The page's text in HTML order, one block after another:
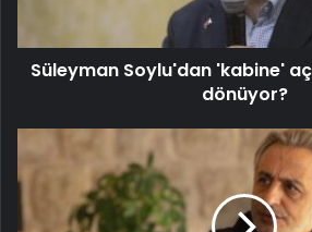
Süleyman Soylu'dan 'kabine'
dönüyor?